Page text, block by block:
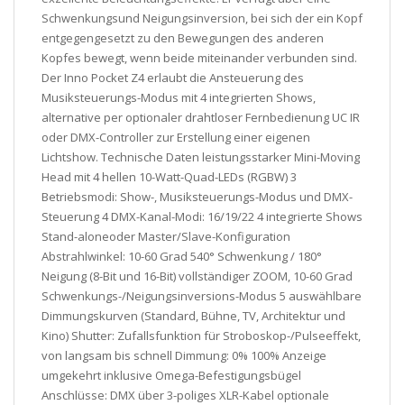
Schwenkungsund Neigungsinversion, bei sich der ein Kopf
entgegengesetzt zu den Bewegungen des anderen
Kopfes bewegt, wenn beide miteinander verbunden sind.
Der Inno Pocket Z4 erlaubt die Ansteuerung des
Musiksteuerungs-Modus mit 4 integrierten Shows,
alternative per optionaler drahtloser Fernbedienung UC IR
oder DMX-Controller zur Erstellung einer eigenen
Lichtshow. Technische Daten leistungsstarker Mini-Moving
Head mit 4 hellen 10-Watt-Quad-LEDs (RGBW) 3
Betriebsmodi: Show-, Musiksteuerungs-Modus und DMX-
Steuerung 4 DMX-Kanal-Modi: 16/19/22 4 integrierte Shows
Stand-aloneoder Master/Slave-Konfiguration
Abstrahlwinkel: 10-60 Grad 540° Schwenkung / 180°
Neigung (8-Bit und 16-Bit) vollständiger ZOOM, 10-60 Grad
Schwenkungs-/Neigungsinversions-Modus 5 auswählbare
Dimmungskurven (Standard, Bühne, TV, Architektur und
Kino) Shutter: Zufallsfunktion für Stroboskop-/Pulseeffekt,
von langsam bis schnell Dimmung: 0% 100% Anzeige
umgekehrt inklusive Omega-Befestigungsbügel
Anschlüsse: DMX über 3-poliges XLR-Kabel optionale